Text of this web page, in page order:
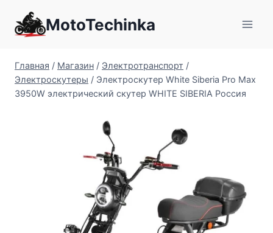
содержимому
MotoTechinka
Главная / Магазин / Электротранспорт /
Электроскутеры / Электроскутер White Siberia Pro Max
3950W электрический скутер WHITE SIBERIA Россия